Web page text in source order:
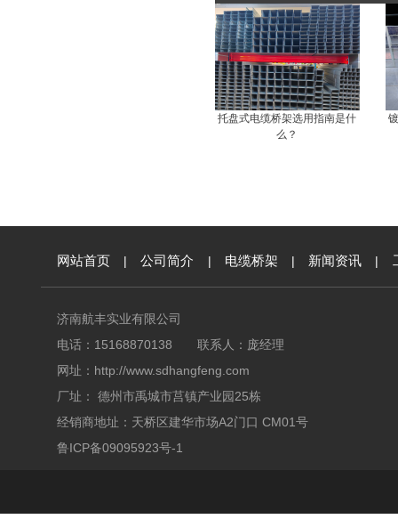
托盘式电缆桥架选用指南是什
么？
网站首页 | 公司简介 | 电缆桥架 | 新闻资讯 |
济南航丰实业有限公司
电话：15168870138 联系人：庞经理
网址： http://www.sdhangfeng.com
厂址： 德州市禹城市莒镇产业园25栋
经销商地址：天桥区建华市场A2门口 CM01号
鲁ICP备09095923号-1